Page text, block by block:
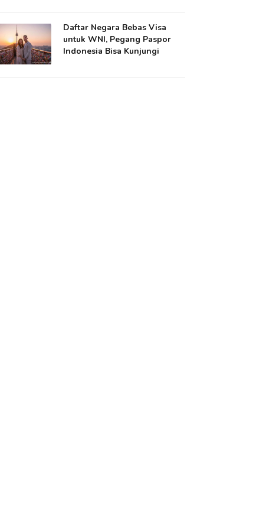
Daftar Negara Bebas Visa
untuk WNI, Pegang Paspor
Indonesia Bisa Kunjungi